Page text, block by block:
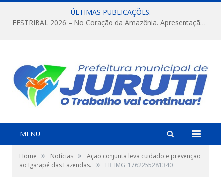
ÚLTIMAS PUBLICAÇÕES:
FESTRIBAL 2026 – No Coração da Amazônia. Apresentação da Munduruku.
MENU
Home » Notícias »
Ação conjunta leva cuidado e prevenção
ao Igarapé das Fazendas.
» FB_IMG_1762255281340